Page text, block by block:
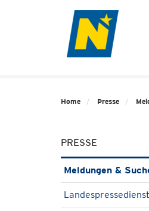
Home Presse
PRESSE
Meldungen &
Landespressedienst